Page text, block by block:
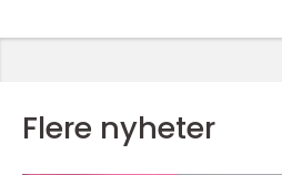
Flere nyheter